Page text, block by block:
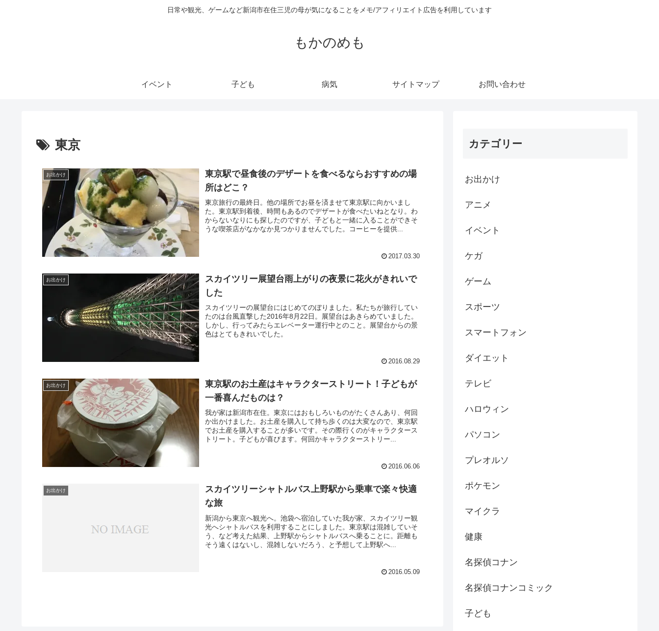
日常や観光、ゲームなど新潟市在住三児の母が気になることをメモ/アフィリエイト広告を利用しています
もかのめも
イベント 子ども 病気 サイトマップ お問い合わせ
東京
お出かけ
東京駅で昼食後のデザートを食べるならおすすめの場
所はどこ？
東京旅行の最終日。他の場所でお昼を済ませて東京駅に向かいまし
た。東京駅到着後、時間もあるのでデザートが食べたいねとなり。わ
からないなりにも探したのですが、子どもと一緒に入ることができそ
うな喫茶店がなかなか見つかりませんでした。コーヒーを提供...
2017.03.30
お出かけ
スカイツリー展望台雨上がりの夜景に花火がきれいで
した
スカイツリーの展望台にはじめてのぼりました。私たちが旅行してい
たのは台風直撃した2016年8月22日。展望台はあきらめていました。
しかし、行ってみたらエレベーター運行中とのこと。展望台からの景
色はとてもきれいでした。
2016.08.29
お出かけ
東京駅のお土産はキャラクターストリート！子どもが
一番喜んだものは？
我が家は新潟市在住。東京にはおもしろいものがたくさんあり、何回
か出かけました。お土産を購入して持ち歩くのは大変なので、東京駅
でお土産を購入することが多いです。その際行くのがキャラクタース
トリート。子どもが喜びます。何回かキャラクターストリー...
2016.06.06
お出かけ
スカイツリーシャトルバス上野駅から乗車で楽々快適
な旅
新潟から東京へ観光へ。池袋へ宿泊していた我が家、スカイツリー観
光へシャトルバスを利用することにしました。東京駅は混雑していそ
う、など考えた結果、上野駅からシャトルバスへ乗ることに。距離も
そう遠くはないし、混雑しないだろう、と予想して上野駅へ...
2016.05.09
カテゴリー
お出かけ
アニメ
イベント
ケガ
ゲーム
スポーツ
スマートフォン
ダイエット
テレビ
ハロウィン
パソコン
プレオルソ
ポケモン
マイクラ
健康
名探偵コナン
名探偵コナンコミック
子ども